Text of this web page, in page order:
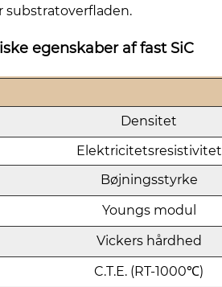
substratoverfladen.
egenskaber af fast SiC
Densitet
Elektricitetsresistivitet
Bøjningsstyrke
Youngs modul
Vickers hårdhed
C.T.E. (RT-1000℃)